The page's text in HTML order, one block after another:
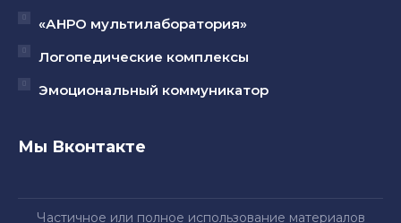
«АНРО мультилаборатория»
Логопедические комплексы
Эмоциональный коммуникатор
Мы Вконтакте
Частичное или полное использование материалов